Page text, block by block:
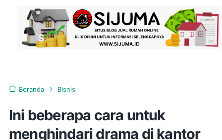
Beranda Bisnis
Ini beberapa cara untuk
menghindari drama di kantor